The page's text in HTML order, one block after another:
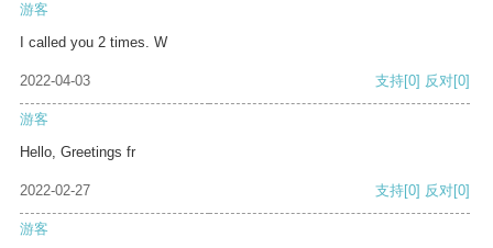
游客
I called you 2 times. W
2022-04-03 支持[0] 反对[0]
游客
Hello, Greetings fr
2022-02-27 支持[0] 反对[0]
游客